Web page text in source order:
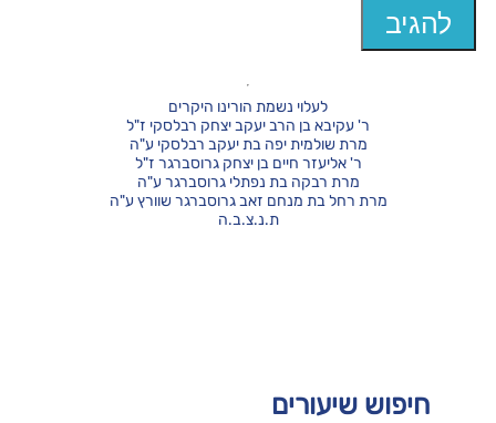
חיפוש שיעורים
לעלוי נשמת הורינו היקרים
ר' עקיבא בן הרב יעקב יצחק רבלסקי ז"ל
מרת שולמית יפה בת יעקב רבלסקי ע"ה
ר' אליעזר חיים בן יצחק גרוסברגר ז"ל
מרת רבקה בת נפתלי גרוסברגר ע"ה
מרת רחל בת מנחם זאב גרוסברגר שוורץ ע"ה
ת.נ.צ.ב.ה